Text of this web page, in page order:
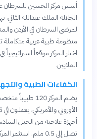
الجلالة الملك عبدالله
لمرضى السرطان في الأردن
منظومة طبية عربية متكاملة
اختار المركز موقعاً
الملايين.
الكفاءات الطبية
يضم المركز 120
أجهزة علاجية من الجيل